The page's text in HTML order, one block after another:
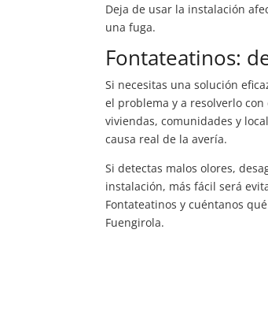
Deja de usar la instalación
una fuga.
Fontateatinos:
Si necesitas una solución
el problema y a resolverlo
viviendas, comunidades y
causa real de la avería.
Si detectas malos olores,
instalación, más fácil será
Fontateatinos y cuéntanos
Fuengirola.